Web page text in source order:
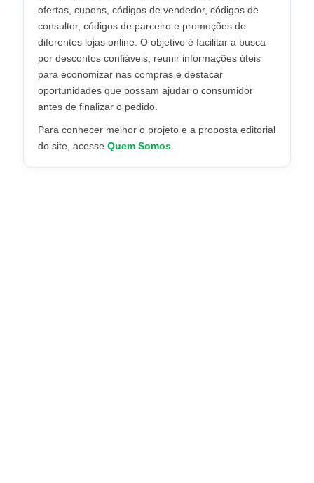
ofertas, cupons, códigos de vendedor, códigos de
consultor, códigos de parceiro e promoções de
diferentes lojas online. O objetivo é facilitar a busca
por descontos confiáveis, reunir informações úteis
para economizar nas compras e destacar
oportunidades que possam ajudar o consumidor
antes de finalizar o pedido.
Para conhecer melhor o projeto e a proposta editorial
do site, acesse Quem Somos